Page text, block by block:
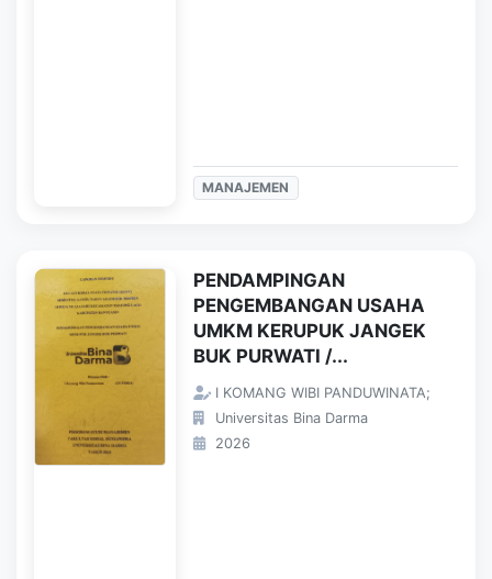
MANAJEMEN
PENDAMPINGAN
PENGEMBANGAN USAHA
UMKM KERUPUK JANGEK
BUK PURWATI /...
I KOMANG WIBI PANDUWINATA;
Universitas Bina Darma
2026